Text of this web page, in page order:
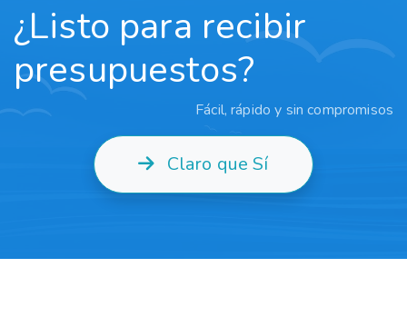
¿Listo para recibir
presupuestos?
Fácil, rápido y sin compromisos
Claro que Sí